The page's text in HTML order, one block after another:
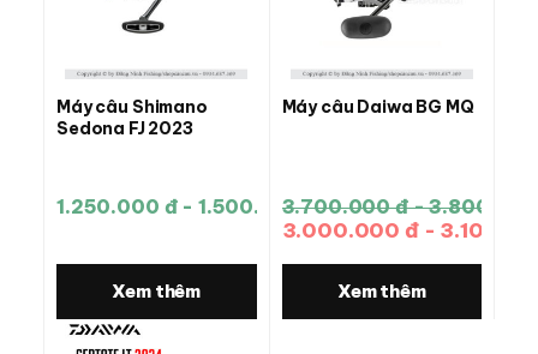
Máy câu Shimano
Sedona FJ 2023
1.250.000 đ - 1.500.000 đ
Xem thêm
Máy câu Daiwa BG MQ
3.700.000 đ -
3.000.000 đ -
Xem thêm